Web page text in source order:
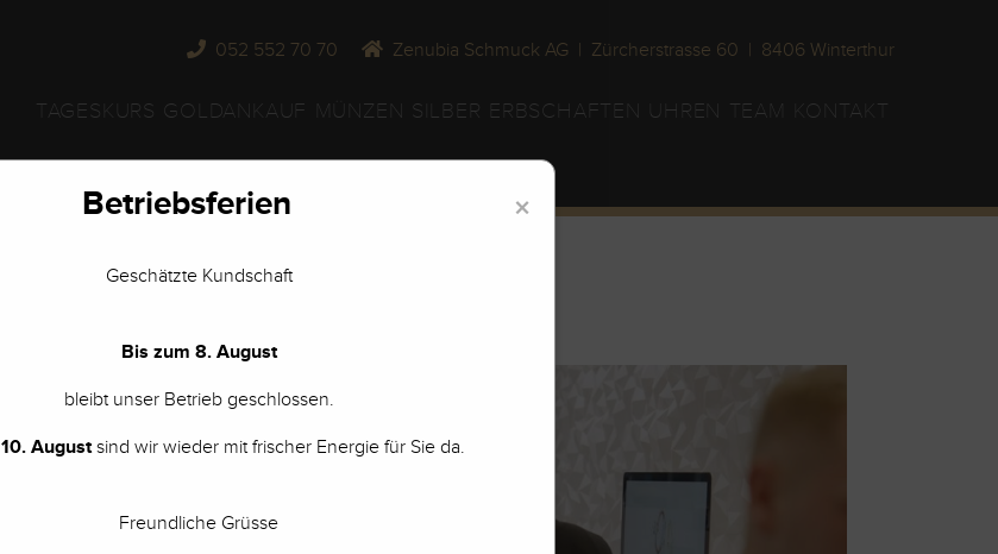
052 552 70 70 Zenubia Schmuck AG | Zürcherstrasse 60 | 8406 Winterthur
TAGESKURS GOLDANKAUF MÜNZEN SILBER ERBSCHAFTEN UHREN TEAM KONTAKT
×
Betriebsferien
Geschätzte Kundschaft
Bis zum 8. August
bleibt unser Betrieb geschlossen.
10. Augustsind wir wieder mit frischer Energie für Sie da.
Freundliche Grüsse